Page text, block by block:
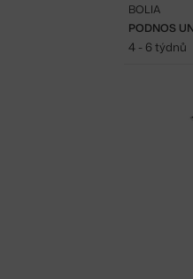
PODNOS
BOLIA
4 - 6 týdnů